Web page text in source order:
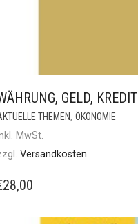
GELD, KREDIT
THEMEN, ÖKONOMIE
MwSt.
Versandkosten
28,00